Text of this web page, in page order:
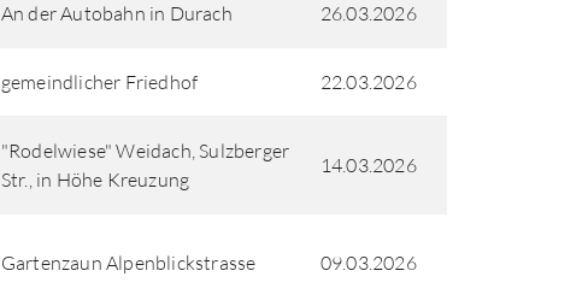
An der Autobahn in Durach 26.03.2026
gemeindlicher Friedhof 22.03.2026
"Rodelwiese" Weidach, Sulzberger
Str., in Höhe Kreuzung
14.03.2026
Gartenzaun Alpenblickstrasse 09.03.2026